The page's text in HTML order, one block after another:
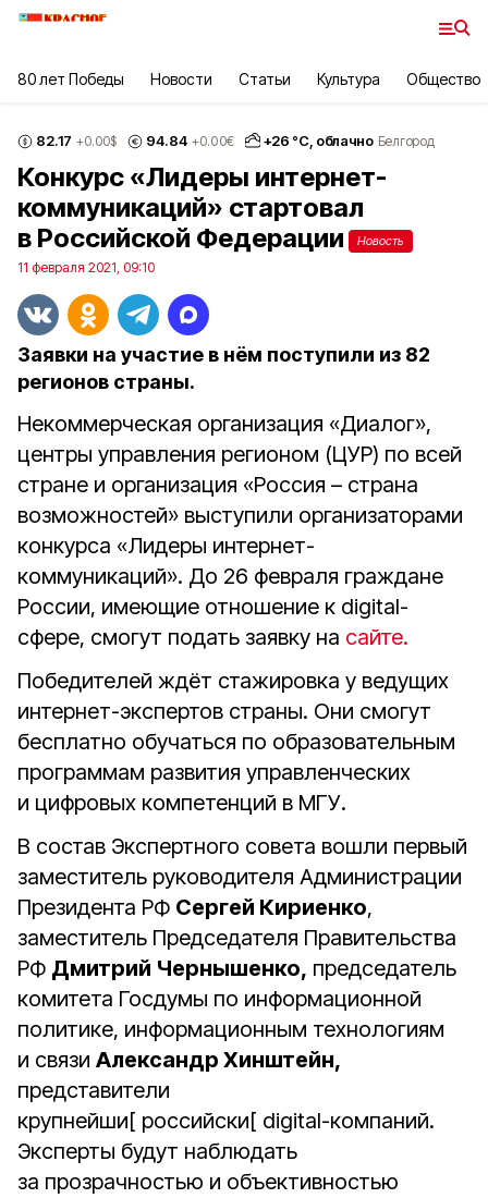
80 лет Победы Новости Статьи Культура Общество
82.17 +0.00$ 94.84 +0.00€ +26 °С, облачно Белгород
Конкурс «Лидеры интернет-
коммуникаций» стартовал
в Российской Федерации
Новость
11 февраля 2021, 09:10
Заявки на участие в нём поступили из 82
регионов страны.
Некоммерческая организация «Диалог»,
центры управления регионом (ЦУР) по всей
стране и организация «Россия – страна
возможностей» выступили организаторами
конкурса «Лидеры интернет-
коммуникаций». До 26 февраля граждане
России, имеющие отношение к digital-
сфере, смогут подать заявку на сайте.
Победителей ждёт стажировка у ведущих
интернет-экспертов страны. Они смогут
бесплатно обучаться по образовательным
программам развития управленческих
и цифровых компетенций в МГУ.
В состав Экспертного совета вошли первый
заместитель руководителя Администрации
Президента РФ Сергей Кириенко,
заместитель Председателя Правительства
РФ Дмитрий Чернышенко, председатель
комитета Госдумы по информационной
политике, информационным технологиям
и связи Александр Хинштейн,
представители
крупнейши[ российски[ digital-компаний.
Эксперты будут наблюдать
за прозрачностью и объективностью